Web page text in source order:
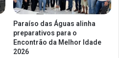
Paraíso das Águas alinha
preparativos para o
Encontrão da Melhor Idade
2026